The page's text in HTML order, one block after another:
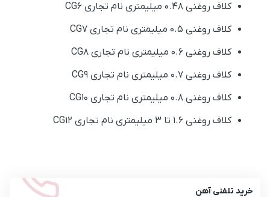
کلاف روغنی 0.48 میلیمتری نام تجاری CG6
کلاف روغنی 0.5 میلیمتری نام تجاری CG7
کلاف روغنی 0.6 میلیمتری نام تجاری CG8
کلاف روغنی 0.7 میلیمتری نام تجاری CG9
کلاف روغنی 0.8 میلیمتری نام تجاری CG10
کلاف روغنی 1.6 تا 3 میلیمتری نام تجاری CG12
خرید تلفنی آهن